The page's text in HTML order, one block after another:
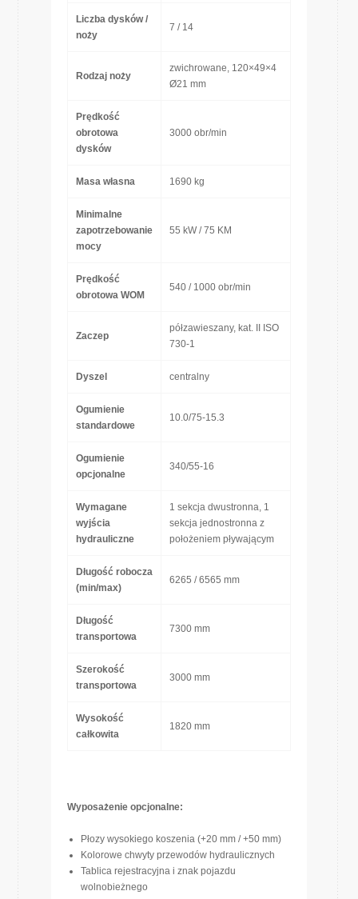
Liczba dysków /
noży
7 / 14
Rodzaj noży
zwichrowane, 120×49×4
Ø21 mm
Prędkość
obrotowa
dysków
3000 obr/min
Masa własna 1690 kg
Minimalne
zapotrzebowanie
mocy
55 kW / 75 KM
Prędkość
obrotowa WOM
540 / 1000 obr/min
Zaczep
półzawieszany, kat. II ISO
730-1
Dyszel centralny
Ogumienie
standardowe
10.0/75-15.3
Ogumienie
opcjonalne
340/55-16
Wymagane
wyjścia
hydrauliczne
1 sekcja dwustronna, 1
sekcja jednostronna z
położeniem pływającym
Długość robocza
(min/max)
6265 / 6565 mm
Długość
transportowa
7300 mm
Szerokość
transportowa
3000 mm
Wysokość
całkowita
1820 mm
Wyposażenie opcjonalne:
Płozy wysokiego koszenia (+20 mm / +50 mm)
Kolorowe chwyty przewodów hydraulicznych
Tablica rejestracyjna i znak pojazdu
wolnobieżnego